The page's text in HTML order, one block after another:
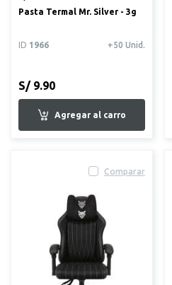
Pasta Termal Mr. Silver - 3g
ID 1966 +50 Unid.
S/ 9.90
Comparar